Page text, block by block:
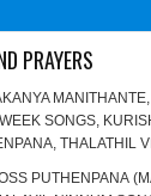
PRAYERS
MANITHANTE,
SONGS,
, THALATHIL
PUTHENPANA